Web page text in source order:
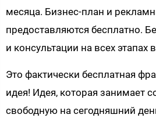
месяца. Бизнес-план и
предоставляются бесплатно.
и консультации на всех этапах
Это фактически бесплатная
идея! Идея, которая занимает
свободную на сегодняшний